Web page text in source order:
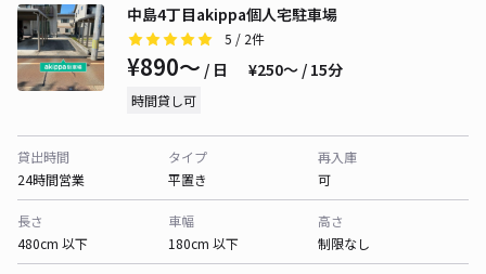
中島4丁目akippa個人宅駐車場
5 / 2件
¥890〜 / 日 ¥250〜 / 15分
時間貸し可
貸出時間
24時間営業
タイプ
平置き
再入庫
可
長さ
480cm 以下
車幅
180cm 以下
高さ
制限なし